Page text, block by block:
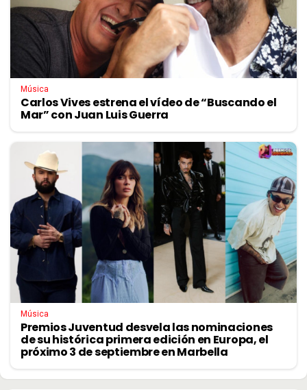
Música
Carlos Vives estrena el vídeo de “Buscando el
Mar” con Juan Luis Guerra
Música
Premios Juventud desvela las nominaciones
de su histórica primera edición en Europa, el
próximo 3 de septiembre en Marbella